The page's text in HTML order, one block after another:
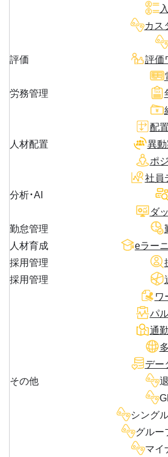
カス
評価
評価
労務管理
人材配置
配
異
ポ
分析・AI
社員
ダ
勤怠管理
人材育成
eラー
採用管理
採用管理
その他
ワ
パ
通
デー
シング
グルー
マイ